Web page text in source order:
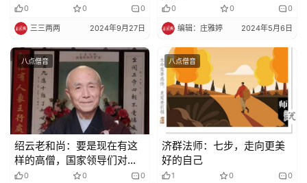
责
声
明
0 0 0
三三两两 2024年9月27日
0 0 0
编辑：庄雅婷 2024年5月6日
八点僧音
绍云老和尚：要是现在有这
样的高僧，国家领导们对佛
教就不一样了
0 0 0
八点僧音
济群法师：七步，走向更美
好的自己
1 0 0